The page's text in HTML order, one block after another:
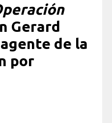
Gerard
de la
por